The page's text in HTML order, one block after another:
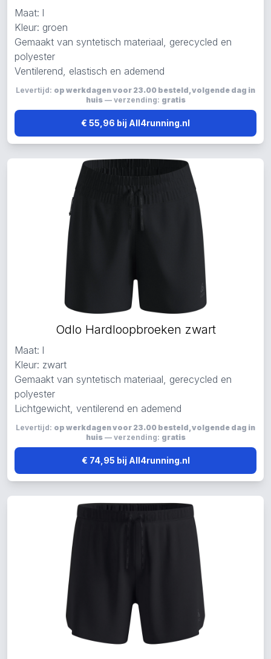
Maat: l
Kleur: groen
Gemaakt van syntetisch materiaal, gerecycled en
polyester
Ventilerend, elastisch en ademend
Levertijd: op werkdagen voor 23.00 besteld, volgende dag in
huis— verzending: gratis
€ 55,96 bij All4running.nl
Odlo Hardloopbroeken zwart
Maat: l
Kleur: zwart
Gemaakt van syntetisch materiaal, gerecycled en
polyester
Lichtgewicht, ventilerend en ademend
Levertijd: op werkdagen voor 23.00 besteld, volgende dag in
huis— verzending: gratis
€ 74,95 bij All4running.nl